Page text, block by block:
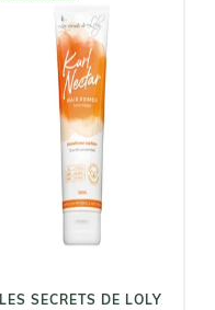
LES SECRETS DE LOLY
LES SECRETS
DE LOLY
Crème Sans
Rinçage - Kurl
Nectar